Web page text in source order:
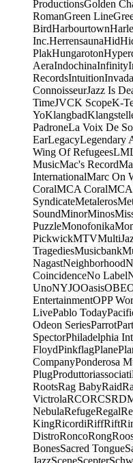
ProductionsGolden
RomanGreen Line
BirdHarbourtown
Inc.HerrensaunaHid
PlakHungaroton
AeraIndochinaInfinity
RecordsIntuitionInvada
ConnoisseurJazz Is
TimeJVCK ScopeK-
YoKlangbad
PadroneLa Voix De
EarLegacyLegendary
Wing Of Refugees
MusicMac's Record
InternationalMarc On
CoralMCA CoralMCA
SyndicateMetaleros
SoundMinorMinos
PuzzleMonofonika
PickwickMTV
TragediesMusicbank
NagastNeighborhood
CoincidenceNo Label
UnoNYJOOasisOBE
EntertainmentOPP
LivePablo Today
Odeon SeriesParrot
SpectorPhiladelphia
FloydPinkflagPlane
CompanyPonderosa
PlugProduttoriassociati
RootsRag BabyRaid
VictrolaRCORCS
NebulaRefugeRegal
KingRicordiRiffRift
DistroRoncoRong
BonesSacred Tongue